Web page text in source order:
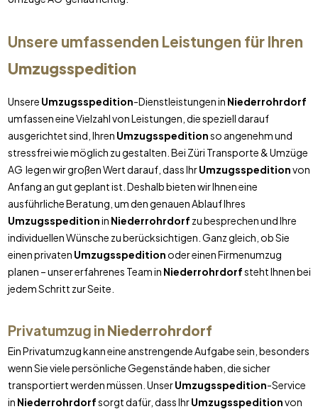
Unsere umfassenden Leistungen für Ihren
Umzugsspedition
Unsere Umzugsspedition-Dienstleistungen in Niederrohrdorf
umfassen eine Vielzahl von Leistungen, die speziell darauf
ausgerichtet sind, Ihren Umzugsspeditionso angenehm und
stressfrei wie möglich zu gestalten. Bei Züri Transporte & Umzüge
AG legen wir großen Wert darauf, dass IhrUmzugsspeditionvon
Anfang an gut geplant ist. Deshalb bieten wir Ihnen eine
ausführliche Beratung, um den genauen Ablauf Ihres
Umzugsspeditionin Niederrohrdorf zu besprechen und Ihre
individuellen Wünsche zu berücksichtigen. Ganz gleich, ob Sie
einen privaten Umzugsspeditionoder einen Firmenumzug
planen – unser erfahrenes Team in Niederrohrdorfsteht Ihnen bei
jedem Schritt zur Seite.
Privatumzug in Niederrohrdorf
Ein Privatumzug kann eine anstrengende Aufgabe sein, besonders
wenn Sie viele persönliche Gegenstände haben, die sicher
transportiert werden müssen. UnserUmzugsspedition-Service
in Niederrohrdorfsorgt dafür, dass IhrUmzugsspeditionvon